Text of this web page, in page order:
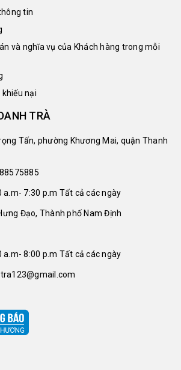
tin
và nghĩa vụ của Khách hàng trong mỗi
nại
TRÀ
Tấn, phường Khương Mai, quận Thanh
a.m- 7:30 p.m Tất cả các ngày
Đạo, Thành phố Nam Định
a.m- 8:00 p.m Tất cả các ngày